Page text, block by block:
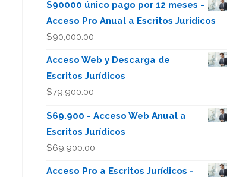
$90000 único pago por 12 meses -
Acceso Pro Anual a Escritos Jurídicos
$90,000.00
Acceso Web y Descarga de
Escritos Jurídicos
$79,900.00
$69.900 - Acceso Web Anual a
Escritos Jurídicos
$69,900.00
Acceso Pro a Escritos Jurídicos -